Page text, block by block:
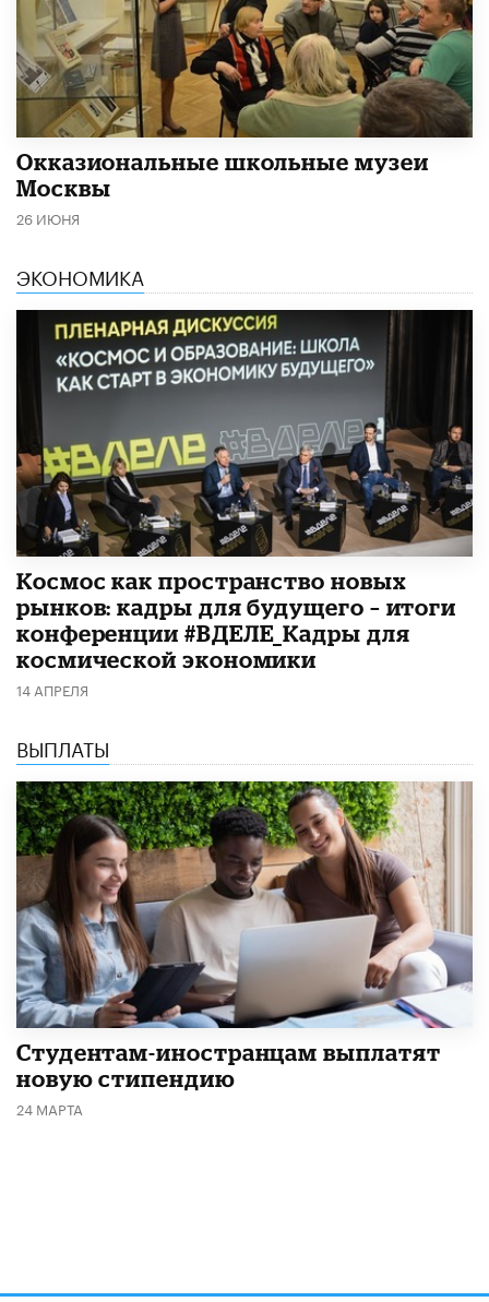
​Окказиональные школьные музеи
Москвы
26 ИЮНЯ
ЭКОНОМИКА
Космос как пространство новых
рынков: кадры для будущего – итоги
конференции #ВДЕЛЕ_Кадры для
космической экономики
14 АПРЕЛЯ
ВЫПЛАТЫ
Студентам-иностранцам выплатят
новую стипендию
24 МАРТА